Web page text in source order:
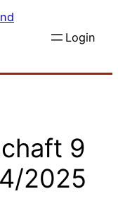
Login
9
2025